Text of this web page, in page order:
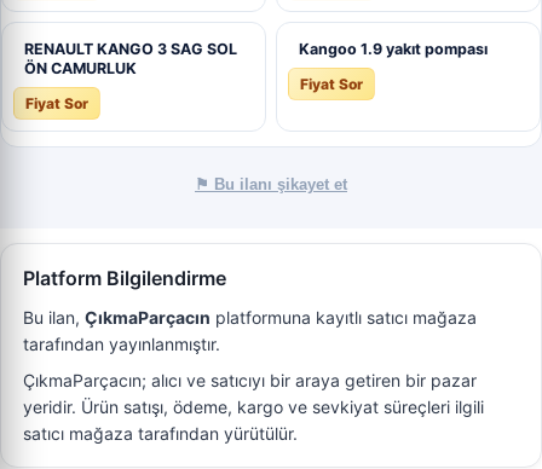
RENAULT KANGO 3 SAG SOL
ÖN CAMURLUK
Fiyat Sor
Kangoo 1.9 yakıt pompası
Fiyat Sor
⚑ Bu ilanı şikayet et
Platform Bilgilendirme
Bu ilan, ÇıkmaParçacın platformuna kayıtlı satıcı mağaza
tarafından yayınlanmıştır.
ÇıkmaParçacın; alıcı ve satıcıyı bir araya getiren bir pazar
yeridir. Ürün satışı, ödeme, kargo ve sevkiyat süreçleri ilgili
satıcı mağaza tarafından yürütülür.